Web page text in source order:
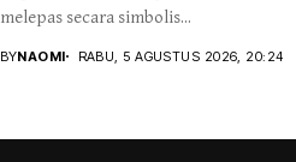
melepas secara simbolis...
BYNAOMI RABU, 5 AGUSTUS 2026, 20:24